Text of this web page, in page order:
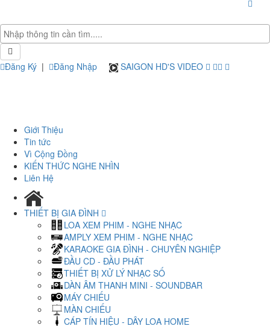
Đăng Ký | Đăng Nhập SAIGON HD'S VIDEO
Giới Thiệu
Tin tức
Vì Cộng Đồng
KIẾN THỨC NGHE NHÌN
Liên Hệ
THIẾT BỊ GIA ĐÌNH
LOA XEM PHIM - NGHE NHẠC
AMPLY XEM PHIM - NGHE NHẠC
KARAOKE GIA ĐÌNH - CHUYÊN NGHIỆP
ĐẦU CD - ĐẦU PHÁT
THIẾT BỊ XỬ LÝ NHẠC SỐ
DÀN ÂM THANH MINI - SOUNDBAR
MÁY CHIẾU
MÀN CHIẾU
CÁP TÍN HIỆU - DÂY LOA HOME